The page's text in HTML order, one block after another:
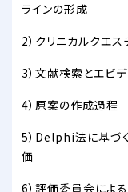
ラインの形成
2）クリニカルクエ
3）文献検索とエビ
4）原案の作成過程
5）Delphi法に基づ
価
6）評価委員会によ